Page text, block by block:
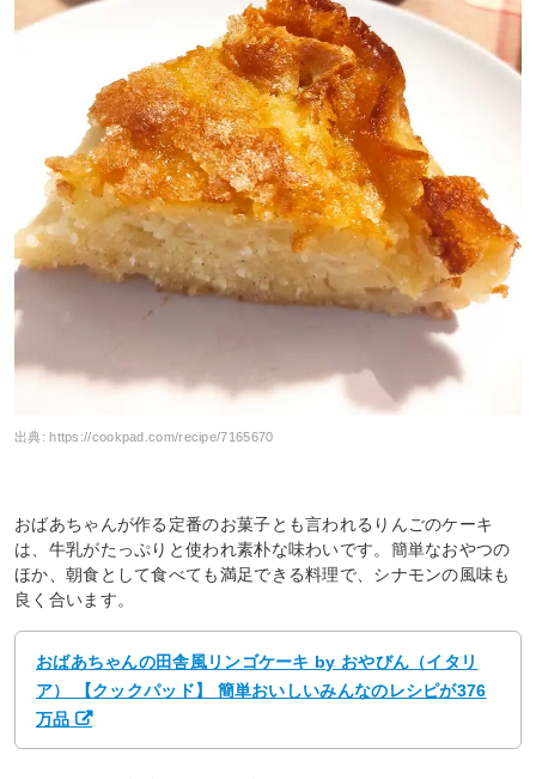
出典:https://cookpad.com/recipe/7165670
おばあちゃんが作る定番のお菓子とも言われるりんごのケーキ
は、牛乳がたっぷりと使われ素朴な味わいです。簡単なおやつの
ほか、朝食として食べても満足できる料理で、シナモンの風味も
良く合います。
おばあちゃんの田舎風リンゴケーキ by おやびん（イタリ
ア） 【クックパッド】 簡単おいしいみんなのレシピが376
万品